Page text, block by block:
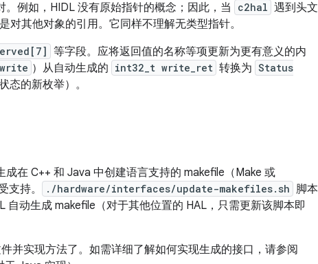
例如，HIDL 没有原始指针的概念；因此，当 c2hal 遇到头文
其他对象的引用。它同样不理解无类型指针。
等字段。应将返回值的名称等项更新为更有意义的内
write ）从自动生成的 int32_t write_ret 转换为 Status
态的新枚举）。
在 C++ 和 Java 中创建语言支持的 makefile（Make 或
支持。
./hardware/interfaces/update-makefiles.sh 脚本
自动生成 makefile（对于其他位置的 HAL，只需更新该脚本即
并实现方法了。如需详细了解如何实现生成的接口，请参阅